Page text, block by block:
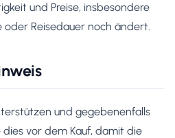
und Preise, insbesondere
oder Reisedauer noch ändert.
und gegebenenfalls
vor dem Kauf, damit die